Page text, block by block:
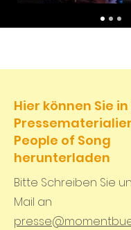
Hier können Sie
People of Song
herunterladen
Bitte Schreiben Sie
Mail an